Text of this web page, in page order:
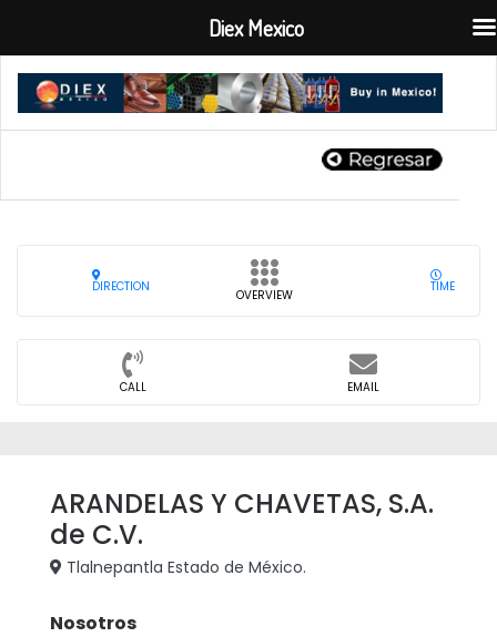
DIRECTION
OVERVIEW
TIME
CALL EMAIL
ARANDELAS Y CHAVETAS, S.A.
de C.V.
Tlalnepantla Estado de México.
Nosotros
Diex Mexico